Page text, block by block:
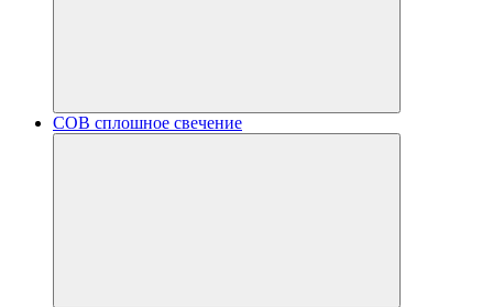
COB сплошное свечение